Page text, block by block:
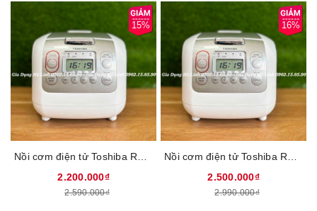
HIỆN ĐẠI – TINH TẾ – SANG
15%
2.200.000₫
2.590.000₫
16%
2.500.000₫
2.990.000₫